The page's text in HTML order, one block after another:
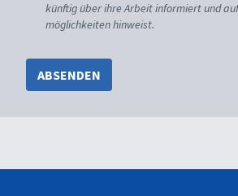
künftig über ihre Arbeit informiert und
möglichkeiten hinweist.
ABSENDEN